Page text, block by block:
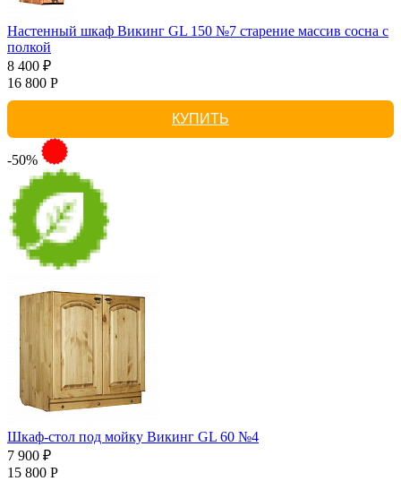
Настенный шкаф Викинг GL 150 №7 старение массив сосна с
полкой
8 400 ₽
16 800 Р
КУПИТЬ
-50%
Шкаф-стол под мойку Викинг GL 60 №4
7 900 ₽
15 800 Р